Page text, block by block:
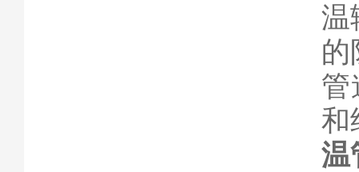
温
的
管
和
温